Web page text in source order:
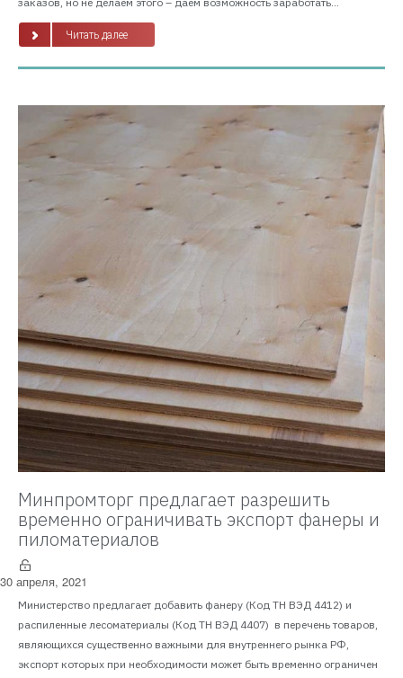
Читать далее
Минпромторг предлагает разрешить
временно ограничивать экспорт фанеры и
пиломатериалов
30 апреля, 2021
Министерство предлагает добавить фанеру (Код ТН ВЭД 4412) и
распиленные лесоматериалы (Код ТН ВЭД 4407) в перечень товаров,
являющихся существенно важными для внутреннего рынка РФ,
экспорт которых при необходимости может быть временно ограничен